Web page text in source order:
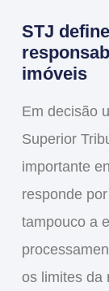
STJ
imóveis
Em decisão
Superior
importante
responde
tampouco a
os limites da